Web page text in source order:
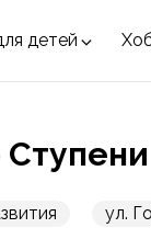
детей
ул.